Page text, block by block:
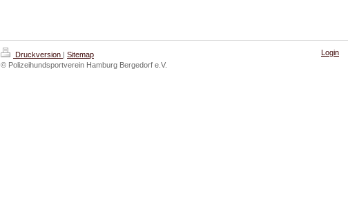
Druckversion | Sitemap
© Polizeihundsportverein Hamburg Bergedorf e.V.
Login